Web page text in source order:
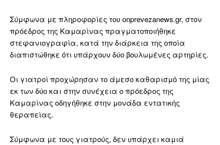
Σύμφωνα με πληροφορίες του onprevezanews.gr, στον
πρόεδρος της Καμαρίνας πραγματοποιήθηκε
στεφανιογραφία, κατά την διάρκεια της οποία
διαπιστώθηκε ότι υπάρχουν δύο βουλωμένες αρτηρίες.
Οι γιατροί προχώρησαν το άμεσο καθαρισμό της μίας
εκ των δύο και στην συνέχεια ο πρόεδρος της
Καμαρίνας οδηγήθηκε στην μονάδα εντατικής
θεραπείας.
Σύμφωνα με τους γιατρούς, δεν υπάρχει καμιά